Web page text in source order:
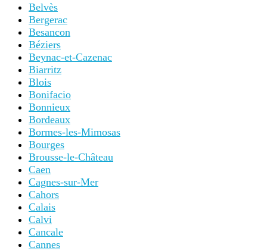
Belvès
Bergerac
Besancon
Béziers
Beynac-et-Cazenac
Biarritz
Blois
Bonifacio
Bonnieux
Bordeaux
Bormes-les-Mimosas
Bourges
Brousse-le-Château
Caen
Cagnes-sur-Mer
Cahors
Calais
Calvi
Cancale
Cannes